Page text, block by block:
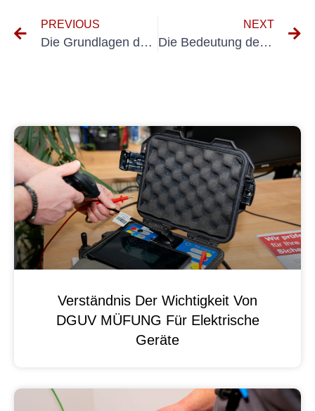
PREVIOUS
Die Grundlagen der DIN VDE 100 610 verstehen: Ein umfassender Leitfaden
NEXT
Die Bedeutung des Testens von Ladestationen für Elektrofahrzeuge
Verständnis Der Wichtigkeit Von
DGUV MÜFUNG Für Elektrische
Geräte